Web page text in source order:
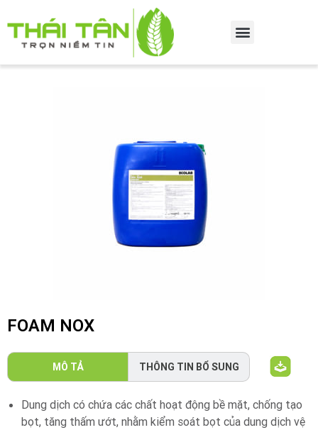
FOAM NOX
MÔ TẢ THÔNG TIN BỔ SUNG
Dung dịch có chứa các chất hoạt động bề mặt, chống tạo
bọt, tăng thấm ướt, nhằm kiểm soát bọt của dung dịch vệ